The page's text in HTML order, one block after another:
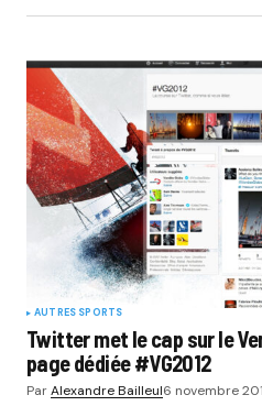
AUTRES SPORTS
Twitter met le cap sur le
page dédiée #VG2012
ParAlexandre Bailleul6 novembre